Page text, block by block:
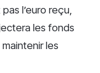
l’euro reçu,
les fonds
les